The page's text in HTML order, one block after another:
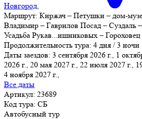
Новгород,
Маршрут: Киржач – Петушки – дом-
Владимир – Гаврилов Посад –
Усадьба Рукав...ишниковых –
Продолжительность тура: 4 дня / 3 ночи
Даты заездов: 3 сентября 2026 г., 1
2026 г., 20 мая 2027 г., 22 июля 2027 г.,
4 ноября 2027 г.,
Все даты
Артикул: 23689
Код тура: СБ
Автобусный тур